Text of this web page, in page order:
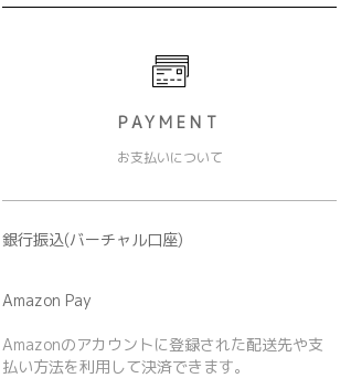
PAYMENT
お支払いについて
銀行振込(バーチャル口座)
Amazon Pay
Amazonのアカウントに登録された配送先や支
払い方法を利用して決済できます。